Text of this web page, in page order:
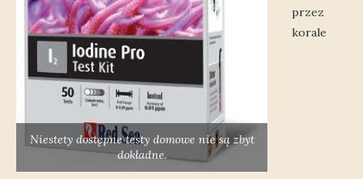
Niestety dostępne testy domowe nie są zbyt
dokładne.
przez
korale